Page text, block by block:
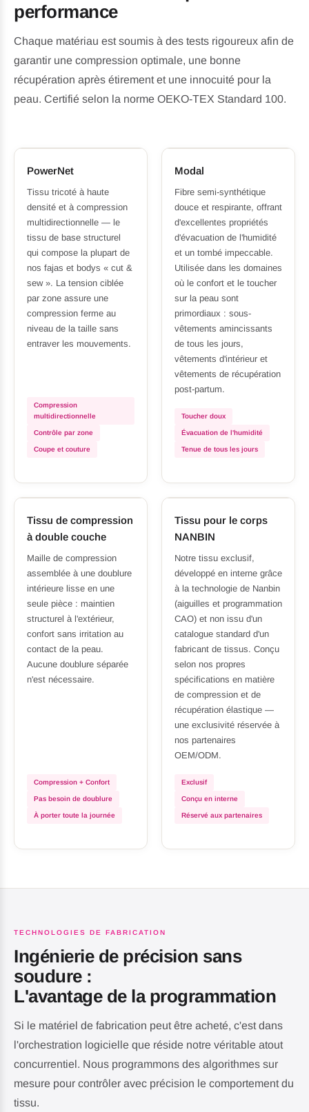
performance
Chaque matériau est soumis à des tests rigoureux afin de
garantir une compression optimale, une bonne
récupération après étirement et une innocuité pour la
peau. Certifié selon la norme OEKO-TEX Standard 100.
PowerNet
Tissu tricoté à haute
densité et à compression
multidirectionnelle — le
tissu de base structurel
qui compose la plupart de
nos fajas et bodys « cut &
sew ». La tension ciblée
par zone assure une
compression ferme au
niveau de la taille sans
entraver les mouvements.
Compression
multidirectionnelle
Contrôle par zone
Coupe et couture
Modal
Fibre semi-synthétique
douce et respirante, offrant
d'excellentes propriétés
d'évacuation de l'humidité
et un tombé impeccable.
Utilisée dans les domaines
où le confort et le toucher
sur la peau sont
primordiaux : sous-
vêtements amincissants
de tous les jours,
vêtements d'intérieur et
vêtements de récupération
post-partum.
Toucher doux
Évacuation de l'humidité
Tenue de tous les jours
Tissu de compression
à double couche
Maille de compression
assemblée à une doublure
intérieure lisse en une
seule pièce : maintien
structurel à l'extérieur,
confort sans irritation au
contact de la peau.
Aucune doublure séparée
n'est nécessaire.
Compression + Confort
Pas besoin de doublure
À porter toute la journée
Tissu pour le corps
NANBIN
Notre tissu exclusif,
développé en interne grâce
à la technologie de Nanbin
(aiguilles et programmation
CAO) et non issu d'un
catalogue standard d'un
fabricant de tissus. Conçu
selon nos propres
spécifications en matière
de compression et de
récupération élastique —
une exclusivité réservée à
nos partenaires
OEM/ODM.
Exclusif
Conçu en interne
Réservé aux partenaires
TECHNOLOGIES DE FABRICATION
Ingénierie de précision sans
soudure :
L'avantage de la programmation
Si le matériel de fabrication peut être acheté, c'est dans
l'orchestration logicielle que réside notre véritable atout
concurrentiel. Nous programmons des algorithmes sur
mesure pour contrôler avec précision le comportement du
tissu.